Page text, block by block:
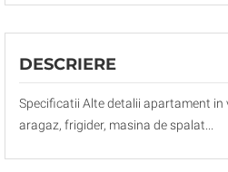
DESCRIERE
Specificatii Alte detalii apartament
aragaz, frigider, masina de spalat...